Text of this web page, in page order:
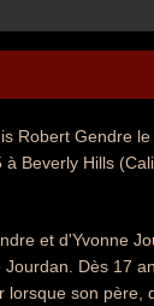
Robert Gendre
Beverly Hills
et d'Yvonne
Dès 17
lorsque son père,